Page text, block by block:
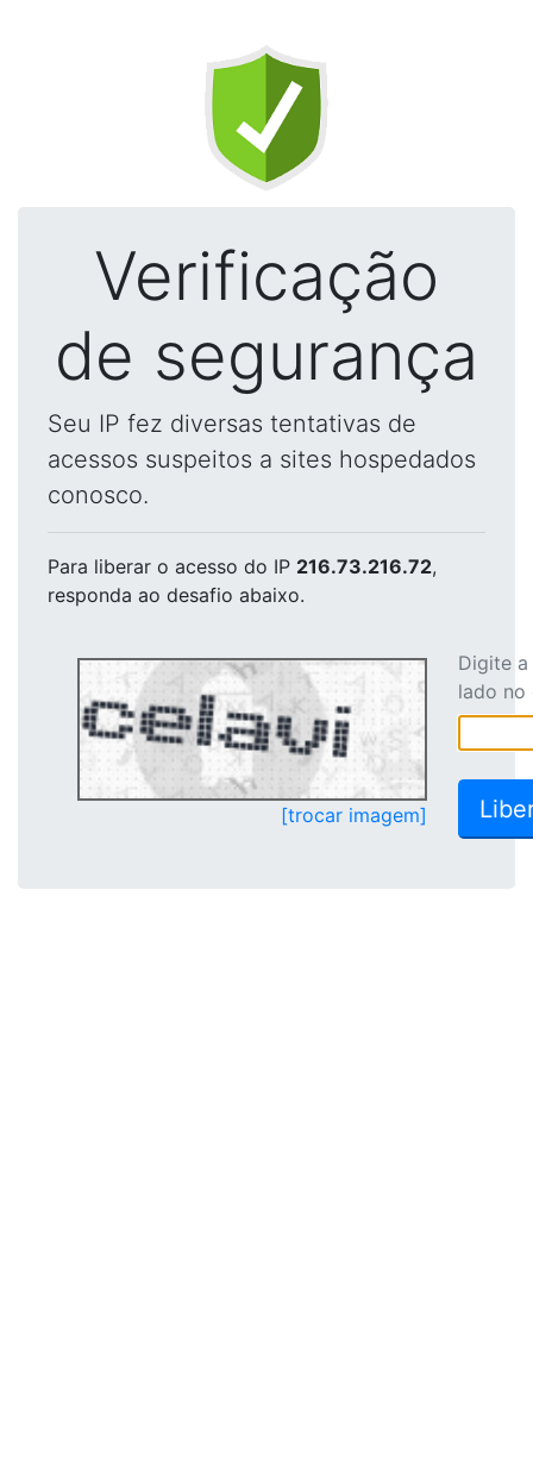
Verificação
de segurança
Seu IP fez diversas tentativas de
acessos suspeitos a sites hospedados
conosco.
Para liberar o acesso do IP 216.73.216.72,
responda ao desafio abaixo.
[trocar imagem]
Digite
lado no